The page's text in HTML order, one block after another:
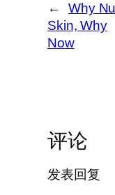
←
Why Nu
Skin, Why
Now
评论
发表回复